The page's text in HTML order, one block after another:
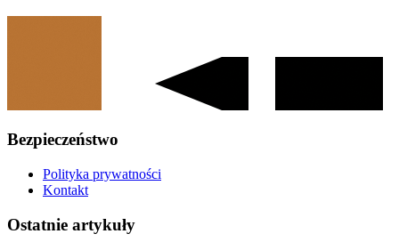
Bezpieczeństwo
Polityka prywatności
Kontakt
Ostatnie artykuły